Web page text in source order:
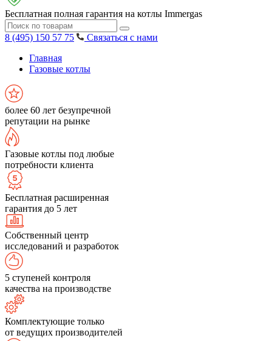
Бесплатная полная гарантия на котлы Immergas
8 (495) 150 57 75
Связаться с нами
Главная
Газовые котлы
более 60 лет безупречной
репутации на рынке
Газовые котлы под любые
потребности клиента
Бесплатная расширенная
гарантия до 5 лет
Собственный центр
исследований и разработок
5 ступеней контроля
качества на производстве
Комплектующие только
от ведущих производителей